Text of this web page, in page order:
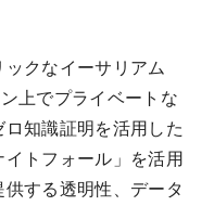
ックなイーサリアム
上でプライベートな
知識証明を活用した
トフォール」を活用
する透明性、データ